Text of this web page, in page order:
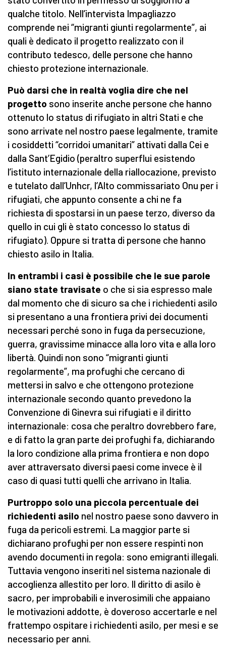
qualche titolo. Nell’intervista Impagliazzo
comprende nei “migranti giunti regolarmente”, ai
quali è dedicato il progetto realizzato con il
contributo tedesco, delle persone che hanno
chiesto protezione internazionale.
Può darsi che in realtà voglia dire che nel
progetto sono inserite anche persone che hanno
ottenuto lo status di rifugiato in altri Stati e che
sono arrivate nel nostro paese legalmente, tramite
i cosiddetti “corridoi umanitari” attivati dalla Cei e
dalla Sant’Egidio (peraltro superflui esistendo
l’istituto internazionale della riallocazione, previsto
e tutelato dall’Unhcr, l’Alto commissariato Onu per i
rifugiati, che appunto consente a chi ne fa
richiesta di spostarsi in un paese terzo, diverso da
quello in cui gli è stato concesso lo status di
rifugiato). Oppure si tratta di persone che hanno
chiesto asilo in Italia.
In entrambi i casi è possibile che le sue parole
siano state travisate o che si sia espresso male
dal momento che di sicuro sa che i richiedenti asilo
si presentano a una frontiera privi dei documenti
necessari perché sono in fuga da persecuzione,
guerra, gravissime minacce alla loro vita e alla loro
libertà. Quindi non sono “migranti giunti
regolarmente”, ma profughi che cercano di
mettersi in salvo e che ottengono protezione
internazionale secondo quanto prevedono la
Convenzione di Ginevra sui rifugiati e il diritto
internazionale: cosa che peraltro dovrebbero fare,
e di fatto la gran parte dei profughi fa, dichiarando
la loro condizione alla prima frontiera e non dopo
aver attraversato diversi paesi come invece è il
caso di quasi tutti quelli che arrivano in Italia.
Purtroppo solo una piccola percentuale dei
richiedenti asilo nel nostro paese sono davvero in
fuga da pericoli estremi. La maggior parte si
dichiarano profughi per non essere respinti non
avendo documenti in regola: sono emigranti illegali.
Tuttavia vengono inseriti nel sistema nazionale di
accoglienza allestito per loro. Il diritto di asilo è
sacro, per improbabili e inverosimili che appaiano
le motivazioni addotte, è doveroso accertarle e nel
frattempo ospitare i richiedenti asilo, per mesi e se
necessario per anni.